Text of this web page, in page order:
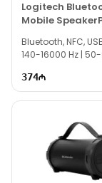
Anker
beləliklə
bilərsiniz.
müddətdə əldə
ən yaxşı
Logitech
Mobile
Bluetooth, NFC,
140-16000 Hz |
374